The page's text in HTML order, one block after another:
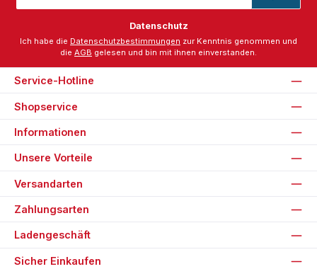
*
Datenschutz
Ich habe die Datenschutzbestimmungen zur Kenntnis genommen und
die AGB gelesen und bin mit ihnen einverstanden.
Service-Hotline
Shopservice
Informationen
Unsere Vorteile
Versandarten
Zahlungsarten
Ladengeschäft
Sicher Einkaufen